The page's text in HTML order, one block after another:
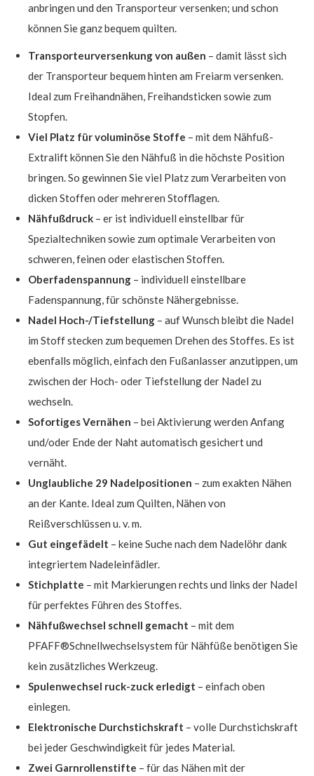
anbringen und den Transporteur versenken; und schon
können Sie ganz bequem quilten.
Transporteurversenkung von außen – damit lässt sich
der Transporteur bequem hinten am Freiarm versenken.
Ideal zum Freihandnähen, Freihandsticken sowie zum
Stopfen.
Viel Platz für voluminöse Stoffe – mit dem Nähfuß-
Extralift können Sie den Nähfuß in die höchste Position
bringen. So gewinnen Sie viel Platz zum Verarbeiten von
dicken Stoffen oder mehreren Stofflagen.
Nähfußdruck – er ist individuell einstellbar für
Spezialtechniken sowie zum optimale Verarbeiten von
schweren, feinen oder elastischen Stoffen.
Oberfadenspannung – individuell einstellbare
Fadenspannung, für schönste Nähergebnisse.
Nadel Hoch-/Tiefstellung – auf Wunsch bleibt die Nadel
im Stoff stecken zum bequemen Drehen des Stoffes. Es ist
ebenfalls möglich, einfach den Fußanlasser anzutippen, um
zwischen der Hoch- oder Tiefstellung der Nadel zu
wechseln.
Sofortiges Vernähen – bei Aktivierung werden Anfang
und/oder Ende der Naht automatisch gesichert und
vernäht.
Unglaubliche 29 Nadelpositionen – zum exakten Nähen
an der Kante. Ideal zum Quilten, Nähen von
Reißverschlüssen u. v. m.
Gut eingefädelt – keine Suche nach dem Nadelöhr dank
integriertem Nadeleinfädler.
Stichplatte – mit Markierungen rechts und links der Nadel
für perfektes Führen des Stoffes.
Nähfußwechsel schnell gemacht – mit dem
PFAFF®Schnellwechselsystem für Nähfüße benötigen Sie
kein zusätzliches Werkzeug.
Spulenwechsel ruck-zuck erledigt – einfach oben
einlegen.
Elektronische Durchstichskraft – volle Durchstichskraft
bei jeder Geschwindigkeit für jedes Material.
Zwei Garnrollenstifte – für das Nähen mit der